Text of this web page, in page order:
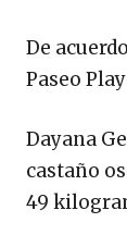
De
Paseo
Dayana
castaño
49